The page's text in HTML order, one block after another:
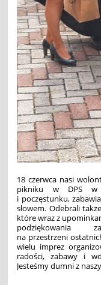
18 czerwca nasi
pikniku w DPS w
i poczęstunku,
słowem. Odebrali
które wraz z
na przestrzeni
wielu imprez
radości, zabawy i
Jesteśmy dumni z